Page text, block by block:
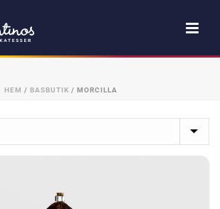
HEM / BASBUTIK / MORCILLA